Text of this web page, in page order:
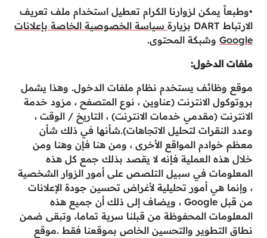
•وطبعاً يمكن لزوارنا الكرام تعطيل استخدام ملف تعريف
الارتباط DART بزيارة
سياسة الخصوصية الخاصة بإعلانات
Google وشبكة المحتوى.
ملفات الدخول:
موقع وظائف يستخدم نظام ملفات الدخول. وهذا يشمل
بروتوكول الانترنت (عناوين ، نوع المتصفح ، مزود خدمة
الانترنت (مقدمي خدمات الانترنت) ، التاريخ / الوقت ،
وعدد النقرات لتحليل الاتجاهات).شأنها في ذلك شأن
معظم خوادم المواقع الأخرى ، ومن هنا فإن وهنا ومن
خلال هذه العملية فإنه لا يقصد بذلك جمع كل هذه
المعلومات في سبيل التلصص على أمور الزوار الشخصية
، وإنما هي أمور تحليلية لأغراض تحسين جودة الإعلانات
من قبل Google ، ويضاف إلى ذلك أن جميع هذه
المعلومات المحفوظة من قبلنا سرية تماما، وتبقى ضمن
نطاق التطوير والتحسين الخاص بموقعنا فقط .موقع